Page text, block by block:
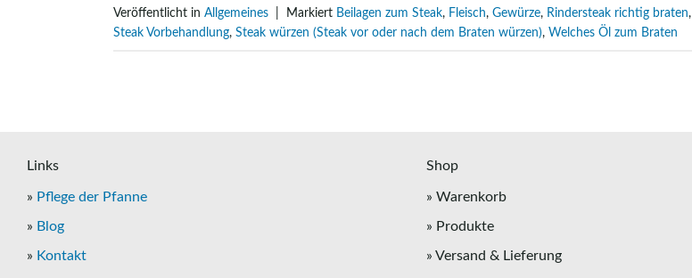
Veröffentlicht in Allgemeines Markiert Beilagen zum Steak, Fleisch, Gewürze, Rindersteak richtig braten,
Steak Vorbehandlung, Steak würzen (Steak vor oder nach dem Braten würzen), Welches Öl zum Braten
Links
» Pflege der Pfanne
» Blog
» Kontakt
Shop
» Warenkorb
» Produkte
» Versand & Lieferung